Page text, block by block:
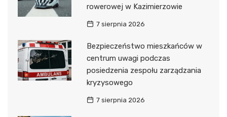
rowerowej w Kazimierzowie
7 sierpnia 2026
Bezpieczeństwo mieszkańców w
centrum uwagi podczas
posiedzenia zespołu zarządzania
kryzysowego
7 sierpnia 2026